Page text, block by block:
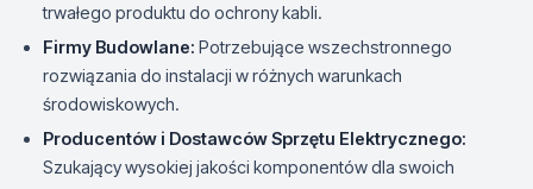
trwałego produktu do ochrony kabli.
Firmy Budowlane: Potrzebujące wszechstronnego
rozwiązania do instalacji w różnych warunkach
środowiskowych.
Producentów i Dostawców Sprzętu Elektrycznego:
Szukający wysokiej jakości komponentów dla swoich